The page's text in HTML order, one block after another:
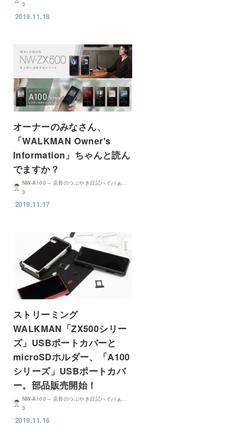
3
2019.11.18
オーナーのみなさん、
「WALKMAN Owner's
Information」ちゃんと読ん
でますか？
NW-A100 – 店長のつぶやき日記ハイパぁ…
3
2019.11.17
ストリーミング
WALKMAN「ZX500シリー
ズ」USBポートカバーと
microSDホルダー、「A100
シリーズ」USBポートカバ
ー。部品販売開始！
NW-A100 – 店長のつぶやき日記ハイパぁ…
3
2019.11.16